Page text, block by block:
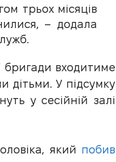
трьох місяців
– додала
входитиме
дітьми. У підсумку
у сесійній залі
який побив